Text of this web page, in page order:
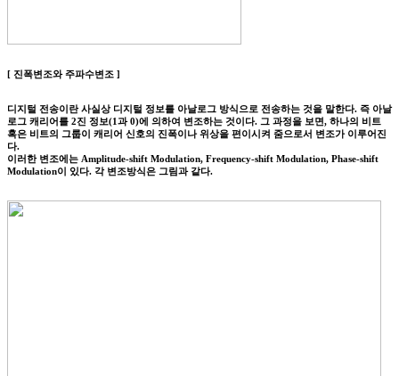
[ 진폭변조와 주파수변조 ]
디지털 전송이란 사실상 디지털 정보를 아날로그 방식으로 전송하는 것을 말한다. 즉 아날
로그 캐리어를 2진 정보(1과 0)에 의하여 변조하는 것이다. 그 과정을 보면, 하나의 비트
혹은 비트의 그룹이 캐리어 신호의 진폭이나 위상을 편이시켜 줌으로서 변조가 이루어진
다.
이러한 변조에는 Amplitude-shift Modulation, Frequency-shift Modulation, Phase-shift
Modulation이 있다. 각 변조방식은 그림과 같다.